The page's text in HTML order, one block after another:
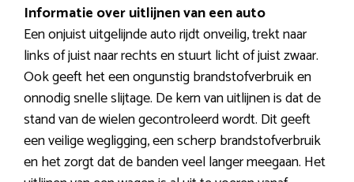
Informatie over uitlijnen van een auto
Een onjuist uitgelijnde auto rijdt onveilig, trekt naar
links of juist naar rechts en stuurt licht of juist zwaar.
Ook geeft het een ongunstig brandstofverbruik en
onnodig snelle slijtage. De kern van uitlijnen is dat de
stand van de wielen gecontroleerd wordt. Dit geeft
een veilige wegligging, een scherp brandstofverbruik
en het zorgt dat de banden veel langer meegaan. Het